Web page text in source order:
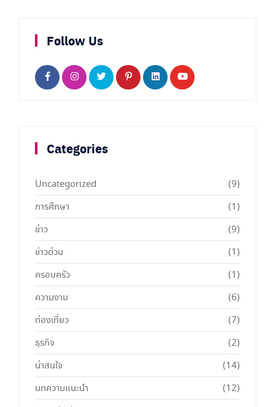
Follow Us
Categories
Uncategorized
(9)
การศึกษา
(1)
ข่าว
(9)
ข่าวด่วน
(1)
ครอบครัว
(1)
ความงาม
(6)
ท่องเที่ยว
(7)
ธุรกิจ
(2)
น่าสนใจ
(14)
บทความแนะนำ
(12)